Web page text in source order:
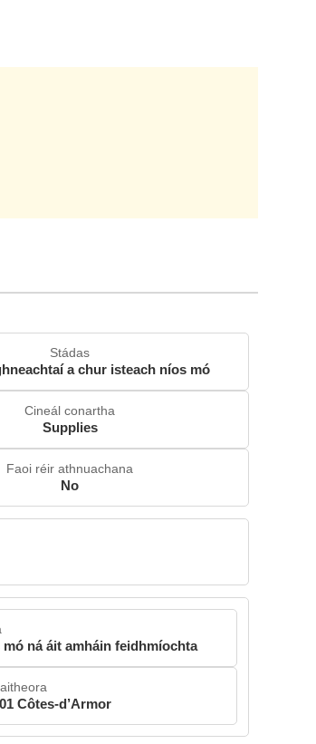
Stádas
a chur isteach níos mó
Cineál conartha
Supplies
Faoi réir athnuachana
No
mó ná áit amháin feidhmíochta
Côtes-d’Armor